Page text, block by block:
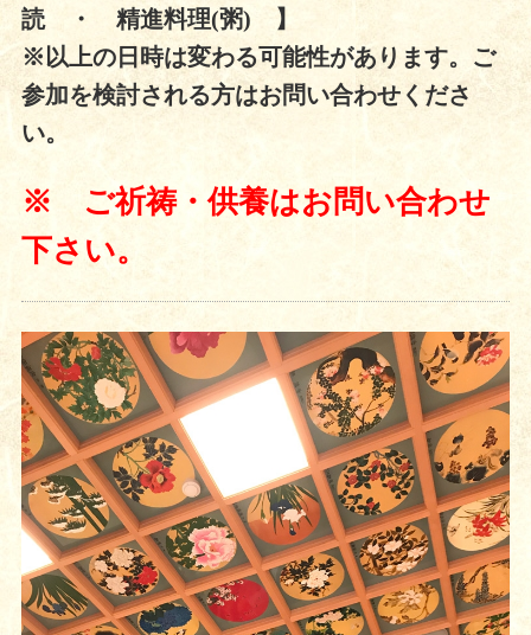
読 ・ 精進料理(粥) 】
※以上の日時は変わる可能性があります。ご
参加を検討される方はお問い合わせくださ
い。
※ ご祈祷・供養はお問い合わせ
下さい。